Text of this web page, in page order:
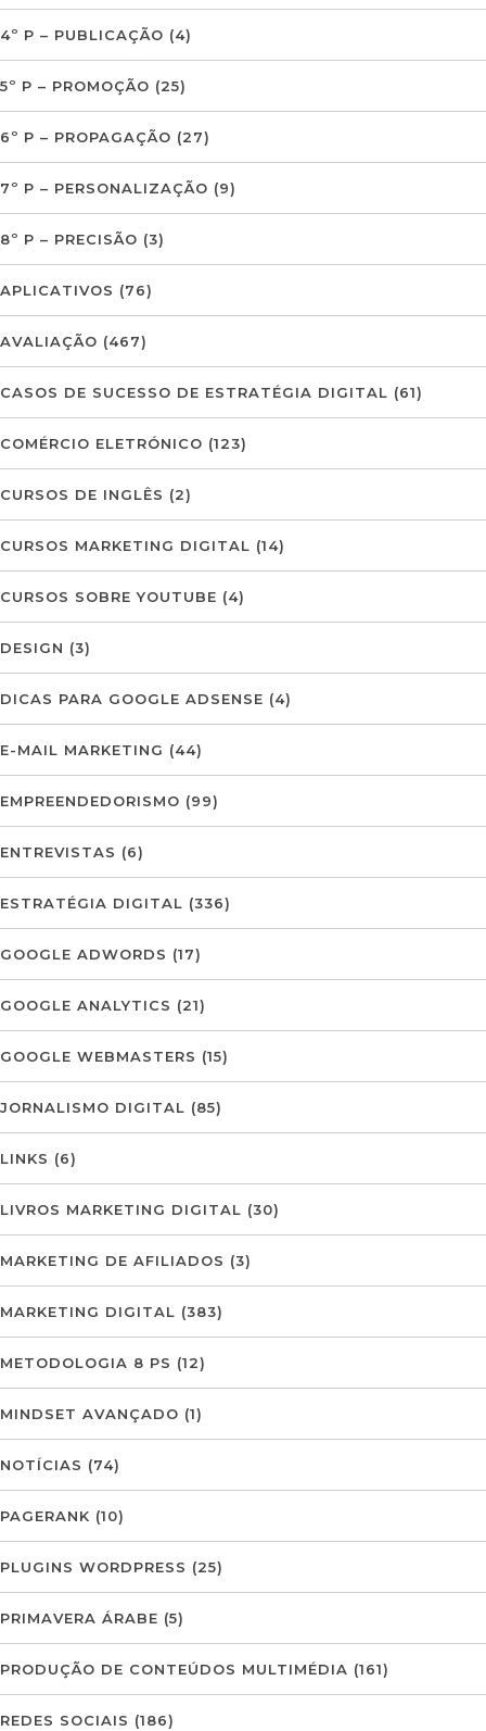
4º P – PUBLICAÇÃO (4)
5º P – PROMOÇÃO (25)
6º P – PROPAGAÇÃO (27)
7º P – PERSONALIZAÇÃO (9)
8º P – PRECISÃO (3)
APLICATIVOS (76)
AVALIAÇÃO (467)
CASOS DE SUCESSO DE ESTRATÉGIA DIGITAL (61)
COMÉRCIO ELETRÓNICO (123)
CURSOS DE INGLÊS (2)
CURSOS MARKETING DIGITAL (14)
CURSOS SOBRE YOUTUBE (4)
DESIGN (3)
DICAS PARA GOOGLE ADSENSE (4)
E-MAIL MARKETING (44)
EMPREENDEDORISMO (99)
ENTREVISTAS (6)
ESTRATÉGIA DIGITAL (336)
GOOGLE ADWORDS (17)
GOOGLE ANALYTICS (21)
GOOGLE WEBMASTERS (15)
JORNALISMO DIGITAL (85)
LINKS (6)
LIVROS MARKETING DIGITAL (30)
MARKETING DE AFILIADOS (3)
MARKETING DIGITAL (383)
METODOLOGIA 8 PS (12)
MINDSET AVANÇADO (1)
NOTÍCIAS (74)
PAGERANK (10)
PLUGINS WORDPRESS (25)
PRIMAVERA ÁRABE (5)
PRODUÇÃO DE CONTEÚDOS MULTIMÉDIA (161)
REDES SOCIAIS (186)